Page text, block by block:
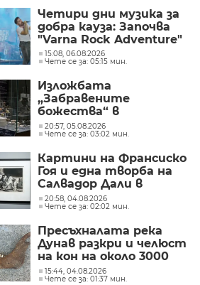
Четири дни музика за
добра кауза: Започва
"Varna Rock Adventure"
15:08, 06.08.2026
Чете се за: 05:15 мин.
Изложбата
„Забравените
божества“ в
Националния
археологически
БАН
20:57, 05.08.2026
Чете се за: 03:02 мин.
Картини на Франсиско
Гоя и една творба на
Салвадор Дали в
„Квадрат 500“
(СНИМКИ)
20:58, 04.08.2026
Чете се за: 02:02 мин.
Пресъхналата река
Дунав разкри и челюст
на кон на около 3000
години
15:44, 04.08.2026
Чете се за: 01:37 мин.